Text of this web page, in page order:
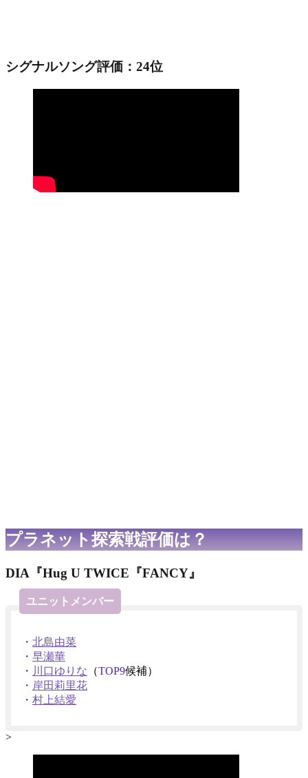
シグナルソング評価：24位
プラネット探索戦評価は？
DIA『Hug U TWICE『FANCY』
ユニットメンバー
・ 北島由菜
・ 早瀬華
・ 川口ゆりな （TOP9候補）
・ 岸田莉里花
・ 村上結愛
>